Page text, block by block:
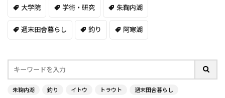
大学院 学術・研究 朱鞠内湖
週末田舎暮らし 釣り 阿寒湖
朱鞠内湖 釣り イトウ トラウト 週末田舎暮らし